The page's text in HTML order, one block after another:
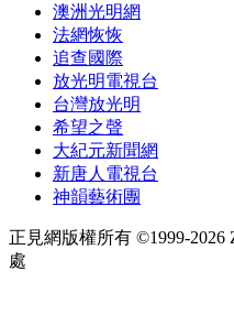
澳洲光明網
法網恢恢
追查國際
放光明電視台
台灣放光明
希望之聲
大紀元新聞網
新唐人電視台
神韻藝術團
正見網版權所有 ©1999-
處